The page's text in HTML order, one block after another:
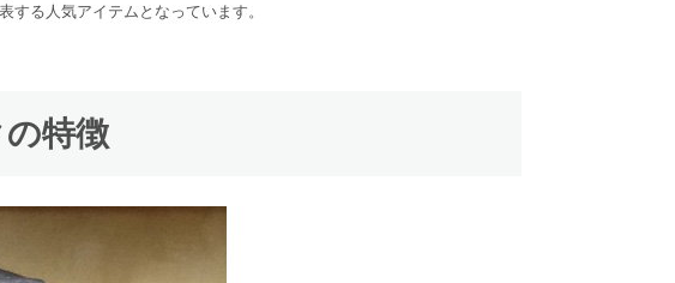
する人気アイテムとなっています。
特徴